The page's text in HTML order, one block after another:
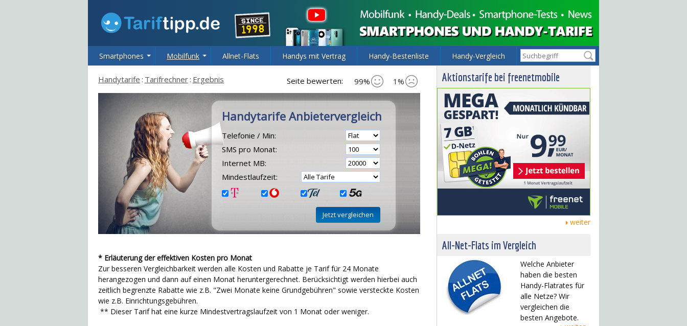
Smartphones Mobilfunk Allnet-Flats Handys mit Vertrag Handy-Bestenliste Handy-Vergleich
Seite bewerten: 99% 1%
Handytarife : Tarifrechner : Ergebnis
Handytarife Anbietervergleich
Telefonie / Min:
SMS pro Monat:
Internet MB:
Mindestlaufzeit:
* Erläuterung der effektiven Kosten pro Monat
Zur besseren Vergleichbarkeit werden alle Kosten und Rabatte je Tarif für 24 Monate
herangezogen und dann auf einen Monat heruntergerechnet. Berücksichtigt werden hierbei auch
zeitlich begrenzte Rabatte wie z.B. "Zwei Monate keine Grundgebühren" sowie versteckte Kosten
wie z.B. Einrichtungsgebühren.
** Dieser Tarif hat eine kurze Mindestvertragslaufzeit von 1 Monat oder weniger.
Aktionstarife bei freenetmobile
weiter
All-Net-Flats im Vergleich
Welche Anbieter
haben die besten
Handy-Flatrates für
alle Netze? Wir
vergleichen die
besten Angebote.